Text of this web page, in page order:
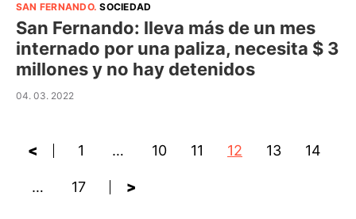
SAN FERNANDO.SOCIEDAD
San Fernando: lleva más de un mes
internado por una paliza, necesita $ 3
millones y no hay detenidos
04. 03. 2022
< 1 … 10 11 12 13 14
… 17 >